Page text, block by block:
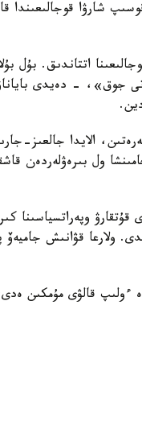
شارۋا قوجالىعىندا
اتتاندىق. بۇل
جوق»، - دەيدى
الايدا جالعىز-
ول بىرەۋلەردەن
قۇتقارۋ
ولارعا قۋانىش
ءولىپ قالۋى مۇمكىن